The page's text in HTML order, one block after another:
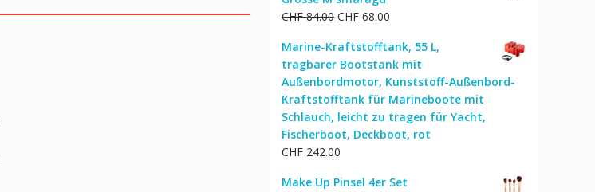
CHF84.00 Ursprünglicher
war:
CHF 84.00
CHF 68.00
ist:
CHF 68.00.
Marine-Kraftstofftank, 55 L,
tragbarer Bootstank mit
Außenbordmotor, Kunststoff-Außenbord-
Kraftstofftank für Marineboote mit
Schlauch, leicht zu tragen für Yacht,
Fischerboot, Deckboot, rot
CHF 242.00
Make Up Pinsel 4er Set